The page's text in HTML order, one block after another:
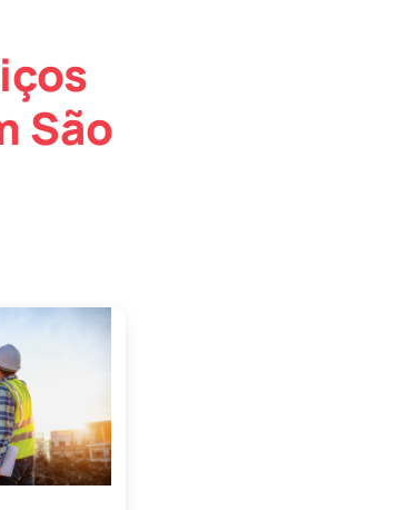
São